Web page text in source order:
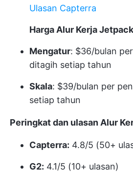
Ulasan Capterra
Harga Alur Kerja Jetpack
Mengatur: $36/bulan
ditagih setiap tahun
Skala: $39/bulan per
setiap tahun
Peringkat dan ulasan Alur
Capterra: 4.8/5 (50+
G2: 4.1/5 (10+ ulasan)